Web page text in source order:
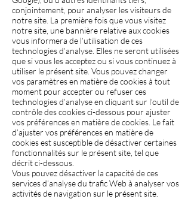
conjointement, pour analyser les visiteurs de
notre site. La première fois que vous visitez
notre site, une bannière relative aux cookies
vous informera de l’utilisation de ces
technologies d’analyse. Elles ne seront utilisées
que si vous les acceptez ou si vous continuez à
utiliser le présent site. Vous pouvez changer
vos paramètres en matière de cookies à tout
moment pour accepter ou refuser ces
technologies d’analyse en cliquant sur l’outil de
contrôle des cookies ci-dessous pour ajuster
vos préférences en matière de cookies. Le fait
d’ajuster vos préférences en matière de
cookies est susceptible de désactiver certaines
fonctionnalités sur le présent site, tel que
décrit ci-dessous.
Vous pouvez désactiver la capacité de ces
services d’analyse du trafic Web à analyser vos
activités de navigation sur le présent site.